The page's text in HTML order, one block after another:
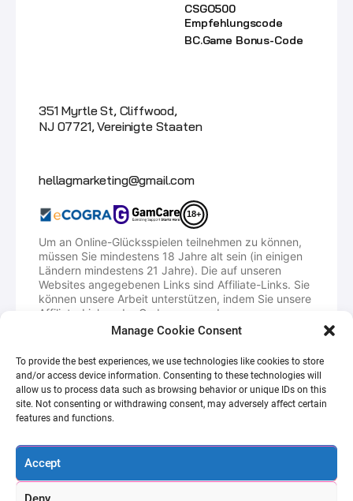
Manage Cookie Consent
To provide the best experiences, we use technologies like cookies to store
and/or access device information. Consenting to these technologies will
allow us to process data such as browsing behavior or unique IDs on this
site. Not consenting or withdrawing consent, may adversely affect certain
features and functions.
Accept
CSGO500
Empfehlungscode
BC.Game Bonus-Code
351 Myrtle St, Cliffwood,
NJ 07721, Vereinigte Staaten
hellagmarketing@gmail.com
18+
Um an Online-Glücksspielen teilnehmen zu können,
müssen Sie mindestens 18 Jahre alt sein (in einigen
Ländern mindestens 21 Jahre). Die auf unseren
Websites angegebenen Links sind Affiliate-Links. Sie
können unsere Arbeit unterstützen, indem Sie unsere
Affiliate-Links oder Codes verwenden.
HellaGood.Marketing ist eine Plattform, die
Spieler bei der Registrierung eines Kontos
verschiedene Vorteile erhalten können. Wir erhalten
eine Vergütung dafür, dass wir Sie als neuen Spieler
auf die iGaming-Website bringen.
Verwendung und können zeitlich begrenzt sein. Wir
haben menschliche Autoren und Redakteure, die die
neuesten Änderungen verfolgen, sodass wir immer
funktionierende Codes anbieten können.